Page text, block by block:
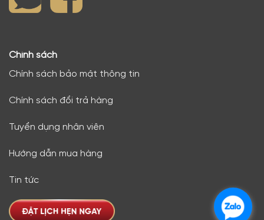
Chính sách
Chính sách bảo mật thông tin
Chính sách đổi trả hàng
Tuyển dụng nhân viên
Hướng dẫn mua hàng
Tin tức
.